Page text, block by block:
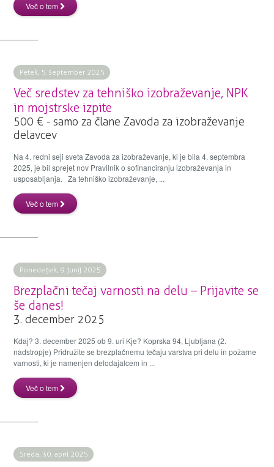
Več o tem
Petek, 5. september 2025
Več sredstev za tehniško izobraževanje, NPK
in mojstrske izpite
500 € - samo za člane Zavoda za izobraževanje
delavcev
Na 4. redni seji sveta Zavoda za izobraževanje, ki je bila 4. septembra
2025, je bil sprejet nov Pravilnik o sofinanciranju izobraževanja in
usposabljanja. Za tehniško izobraževanje, ...
Več o tem
Ponedeljek, 9. junij 2025
Brezplačni tečaj varnosti na delu – Prijavite se
še danes!
3. december 2025
Kdaj? 3. december 2025 ob 9. uri Kje? Koprska 94, Ljubljana (2.
nadstropje) Pridružite se brezplačnemu tečaju varstva pri delu in požarne
varnosti, ki je namenjen delodajalcem in ...
Več o tem
Sreda, 30. april 2025